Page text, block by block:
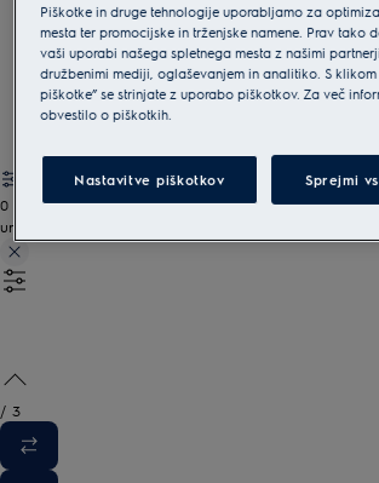
Cvrtnik na vroči zrak
Svoje najljubše jedi pripravite v cvrtniku na
ugotovili boste, da jih nikoli več ne boste
drugače. Poleg prednosti bolj zdravega
Electroluxovi cvrtniki veliko prostornino in so
0
undefined
/ 3
Piškotke in druge tehnologije uporabljamo za
mesta ter promocijske in trženjske namene. Prav tako
vaši uporabi našega spletnega mesta z našimi
družbenimi mediji, oglaševanjem in analitiko. S klikom
piškotke” se strinjate z uporabo piškotkov. Za več
obvestilo o piškotkih.
Nastavitve piškotkov Sprejmi